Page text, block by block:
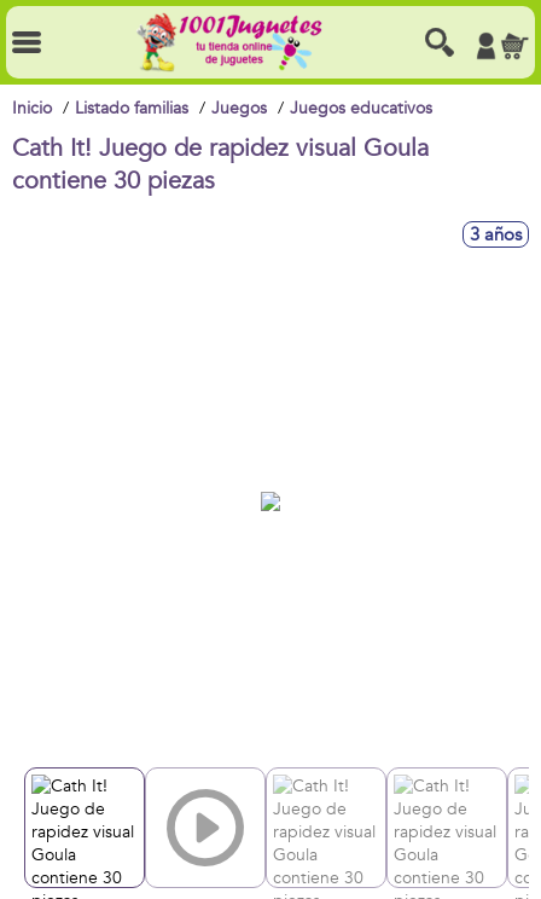
Inicio Listado familias Juegos Juegos educativos
Cath It! Juego de rapidez visual Goula
contiene 30 piezas
3 años